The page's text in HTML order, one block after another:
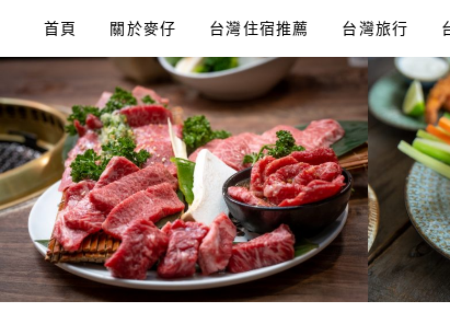
content
首頁 關於麥仔 台灣住宿推薦 台灣旅行